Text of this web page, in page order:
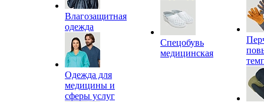
Влагозащитная
одежда
Одежда для
медицины и
сферы услуг
Спецобувь
медицинская